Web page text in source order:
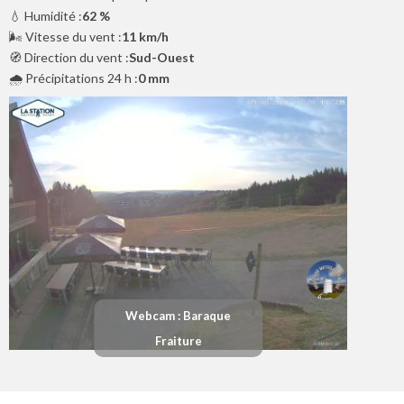
💧 Humidité :62 %
🌬️ Vitesse du vent :11 km/h
🧭 Direction du vent :Sud-Ouest
🌧️ Précipitations 24 h :0 mm
Webcam : Baraque
Fraiture